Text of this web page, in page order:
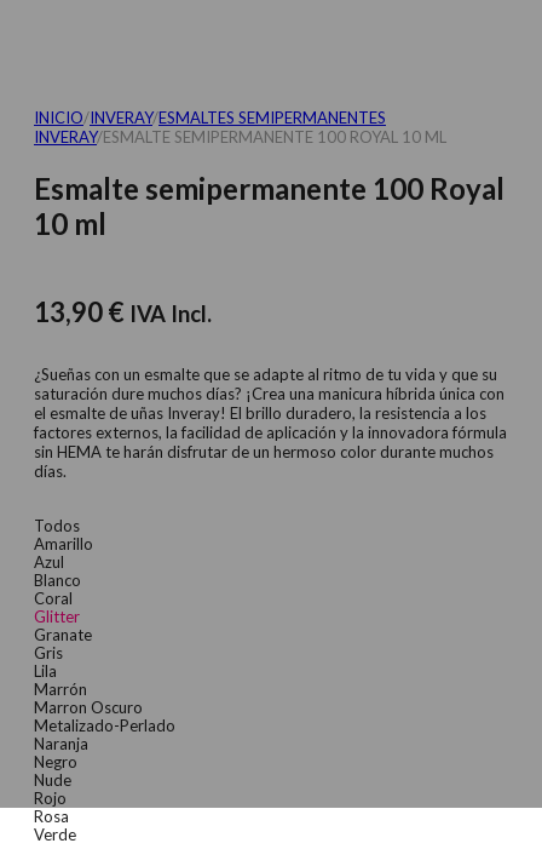
INICIO/INVERAY/ESMALTES SEMIPERMANENTES
INVERAY/ESMALTE SEMIPERMANENTE 100 ROYAL 10 ML
Esmalte semipermanente 100 Royal
10 ml
13,90€ IVA Incl.
¿Sueñas con un esmalte que se adapte al ritmo de tu vida y que su
saturación dure muchos días? ¡Crea una manicura híbrida única con
el esmalte de uñas Inveray! El brillo duradero, la resistencia a los
factores externos, la facilidad de aplicación y la innovadora fórmula
sin HEMA te harán disfrutar de un hermoso color durante muchos
días.
Todos
Amarillo
Azul
Blanco
Coral
Glitter
Granate
Gris
Lila
Marrón
Marron Oscuro
Metalizado-Perlado
Naranja
Negro
Nude
Rojo
Rosa
Verde